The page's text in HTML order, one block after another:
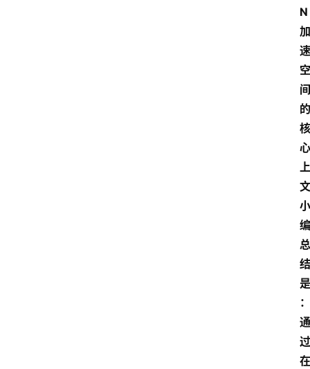
N
加
速
空
间
的
核
心
上
文
小
编
总
结
是
：
通
过
在